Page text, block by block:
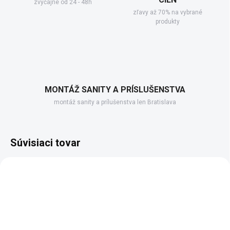
zvyčajne od 24 - 48h
zľavy až 70% na vybrané
produkty
MONTÁŽ SANITY A PRÍSLUŠENSTVA
montáž sanity a prílušenstva len Bratislava
Súvisiaci tovar